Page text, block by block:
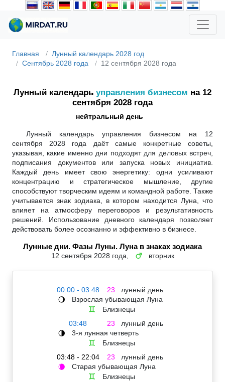
Главная
Лунный календарь 2028 год
Сентябрь 2028 года
12 сентября 2028 года
Лунный календарь управления бизнесом на 12
сентября 2028 года
нейтральный день
Лунный календарь управления бизнесом на 12
сентября 2028 года даёт самые конкретные советы,
указывая, какие именно дни подходят для деловых встреч,
подписания документов или запуска новых инициатив.
Каждый день имеет свою энергетику: одни усиливают
концентрацию и стратегическое мышление, другие
способствуют творческим идеям и командной работе. Также
учитывается знак зодиака, в котором находится Луна, что
влияет на атмосферу переговоров и результативность
решений. Использование дневного календаря позволяет
действовать более осознанно и эффективно в бизнесе.
Лунные дни. Фазы Луны. Луна в знаках зодиака
12 сентября 2028 года, ♂ вторник
00:00 - 03:48 23 лунный день
🌖 Взрослая убывающая Луна
♊
Близнецы
03:48
23 лунный день
🌗 3-я лунная четверть
♊
Близнецы
03:48 - 22:04
23 лунный день
🌘 Старая убывающая Луна
♊
Близнецы